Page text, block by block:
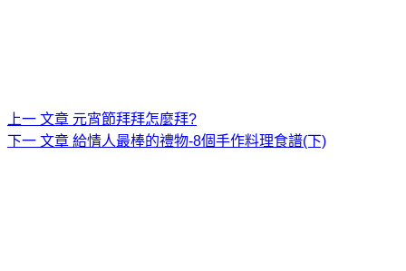
上一 文章 元宵節拜拜怎麼拜?
下一 文章 給情人最棒的禮物-8個手作料理食譜(下)